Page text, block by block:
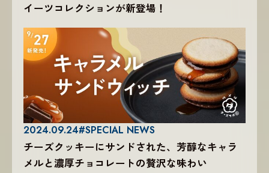
イーツコレクションが新登場！
2024.09.24#SPECIAL NEWS
チーズクッキーにサンドされた、芳醇なキャラ
メルと濃厚チョコレートの贅沢な味わい